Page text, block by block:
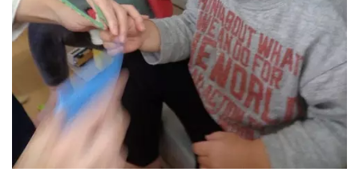
千葉県 千葉県 全域